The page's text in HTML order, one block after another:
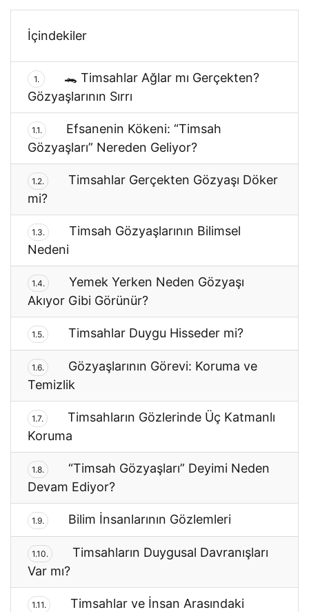
İçindekiler
1.
🐊 Timsahlar Ağlar mı Gerçekten?
Gözyaşlarının Sırrı
1.1.
Efsanenin Kökeni: “Timsah
Gözyaşları” Nereden Geliyor?
1.2.
Timsahlar Gerçekten Gözyaşı Döker
mi?
1.3.
Timsah Gözyaşlarının Bilimsel
Nedeni
1.4.
Yemek Yerken Neden Gözyaşı
Akıyor Gibi Görünür?
1.5. Timsahlar Duygu Hisseder mi?
1.6.
Gözyaşlarının Görevi: Koruma ve
Temizlik
1.7.
Timsahların Gözlerinde Üç Katmanlı
Koruma
1.8.
“Timsah Gözyaşları” Deyimi Neden
Devam Ediyor?
1.9. Bilim İnsanlarının Gözlemleri
1.10.
Timsahların Duygusal Davranışları
Var mı?
1.11.
Timsahlar ve İnsan Arasındaki